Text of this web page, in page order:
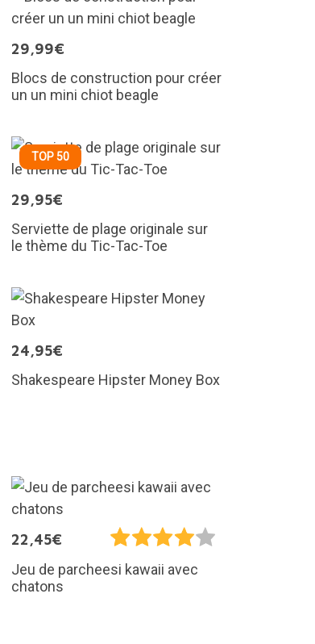
29,99€
Blocs de construction pour créer
un un mini chiot beagle
TOP 50
29,95€
Serviette de plage originale sur
le thème du Tic-Tac-Toe
24,95€
Shakespeare Hipster Money Box
22,45€
Jeu de parcheesi kawaii avec
chatons